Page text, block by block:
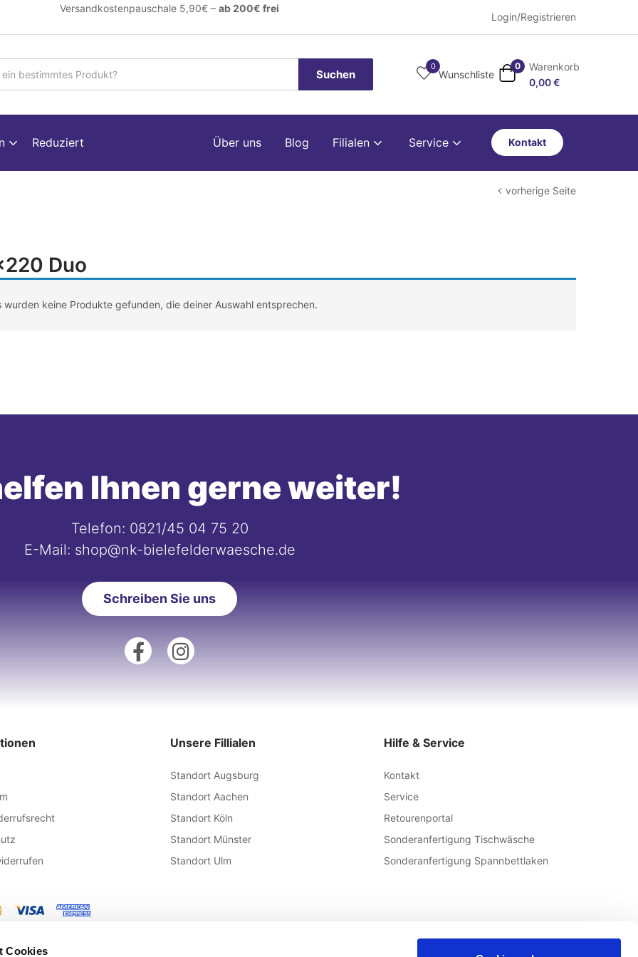
Cookies
5,90€ – ab 200€ frei
Login/Registrieren
Suchen
0
Wunschliste
0
Warenkorb
0,00€
Reduziert Über uns Blog Filialen Service Kontakt
vorherige Seite
Duo
wurden keine Produkte gefunden, die deiner Auswahl entsprechen.
Ihnen gerne weiter!
Telefon: 0821/45 04 75 20
E-Mail: shop@nk-bielefelderwaesche.de
Schreiben Sie uns
Unsere Fillialen
Standort Augsburg
Standort Aachen
Standort Köln
Standort Münster
Standort Ulm
Hilfe & Service
Kontakt
Service
Retourenportal
Sonderanfertigung Tischwäsche
Sonderanfertigung Spannbettlaken